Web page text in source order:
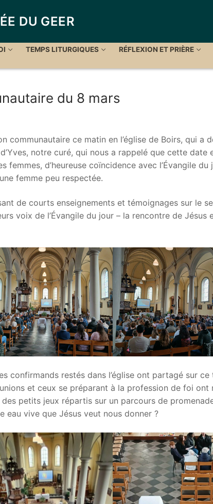
DU GEER
TEMPS LITURGIQUES RÉFLEXION ET PRIÈRE
du 8 mars
ce matin en l’église de Boirs, qui a
notre curé, qui nous a rappelé que cette date
d’heureuse coïncidence avec l’Évangile du
femme peu respectée.
de courts enseignements et témoignages sur le
voix de l’Évangile du jour – la rencontre de Jésus
confirmands restés dans l’église ont partagé sur ce
et ceux se préparant à la profession de foi ont
petits jeux répartis sur un parcours de
vive que Jésus veut nous donner ?